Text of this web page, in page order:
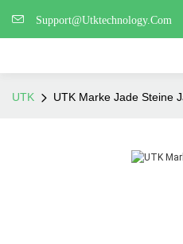
Support@Utktechnology.Com
UTK UTK Marke Jade Steine